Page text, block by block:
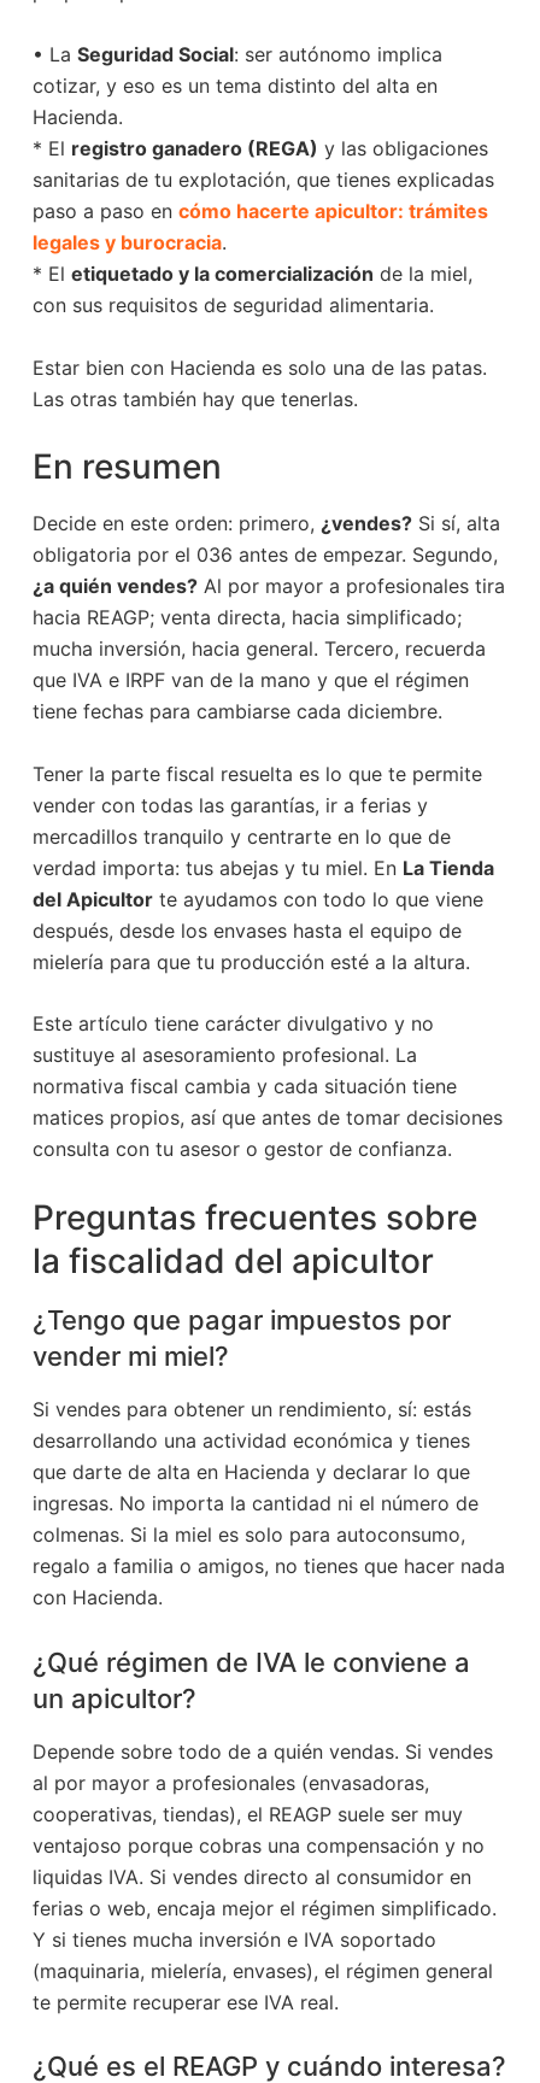
• La Seguridad Social: ser autónomo implica
cotizar, y eso es un tema distinto del alta en
Hacienda.
* El registro ganadero (REGA) y las obligaciones
sanitarias de tu explotación, que tienes explicadas
paso a paso en cómo hacerte apicultor: trámites
legales y burocracia.
* El etiquetado y la comercialización de la miel,
con sus requisitos de seguridad alimentaria.
Estar bien con Hacienda es solo una de las patas.
Las otras también hay que tenerlas.
En resumen
Decide en este orden: primero, ¿vendes?Si sí, alta
obligatoria por el 036 antes de empezar. Segundo,
¿a quién vendes?Al por mayor a profesionales tira
hacia REAGP; venta directa, hacia simplificado;
mucha inversión, hacia general. Tercero, recuerda
que IVA e IRPF van de la mano y que el régimen
tiene fechas para cambiarse cada diciembre.
Tener la parte fiscal resuelta es lo que te permite
vender con todas las garantías, ir a ferias y
mercadillos tranquilo y centrarte en lo que de
verdad importa: tus abejas y tu miel. En La Tienda
del Apicultorte ayudamos con todo lo que viene
después, desde los envases hasta el equipo de
mielería para que tu producción esté a la altura.
Este artículo tiene carácter divulgativo y no
sustituye al asesoramiento profesional. La
normativa fiscal cambia y cada situación tiene
matices propios, así que antes de tomar decisiones
consulta con tu asesor o gestor de confianza.
Preguntas frecuentes sobre
la fiscalidad del apicultor
¿Tengo que pagar impuestos por
vender mi miel?
Si vendes para obtener un rendimiento, sí: estás
desarrollando una actividad económica y tienes
que darte de alta en Hacienda y declarar lo que
ingresas. No importa la cantidad ni el número de
colmenas. Si la miel es solo para autoconsumo,
regalo a familia o amigos, no tienes que hacer nada
con Hacienda.
¿Qué régimen de IVA le conviene a
un apicultor?
Depende sobre todo de a quién vendas. Si vendes
al por mayor a profesionales (envasadoras,
cooperativas, tiendas), el REAGP suele ser muy
ventajoso porque cobras una compensación y no
liquidas IVA. Si vendes directo al consumidor en
ferias o web, encaja mejor el régimen simplificado.
Y si tienes mucha inversión e IVA soportado
(maquinaria, mielería, envases), el régimen general
te permite recuperar ese IVA real.
¿Qué es el REAGP y cuándo interesa?